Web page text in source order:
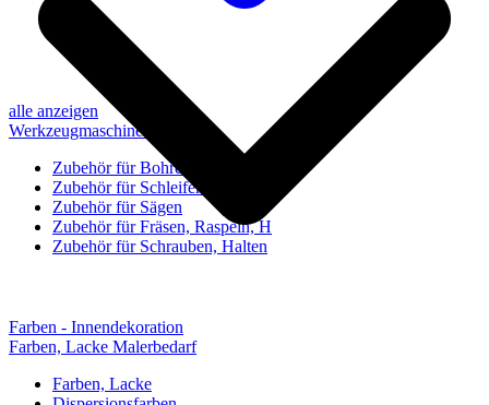
alle anzeigen
Werkzeugmaschinen-Zubehör
Zubehör für Bohren, Bohrhilfen
Zubehör für Schleifen, Poliere
Zubehör für Sägen
Zubehör für Fräsen, Raspeln, H
Zubehör für Schrauben, Halten
Farben - Innendekoration
Farben, Lacke Malerbedarf
Farben, Lacke